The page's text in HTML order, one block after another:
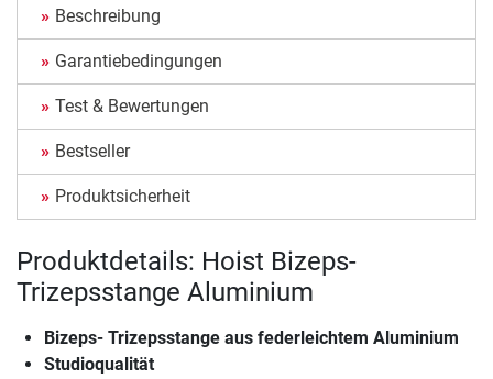
Beschreibung
Garantiebedingungen
Test & Bewertungen
Bestseller
Produktsicherheit
Produktdetails: Hoist Bizeps-
Trizepsstange Aluminium
Bizeps- Trizepsstange aus federleichtem Aluminium
Studioqualität